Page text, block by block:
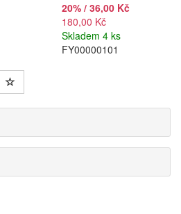
20% / 36,00 Kč
180,00 Kč
Skladem 4 ks
FY00000101